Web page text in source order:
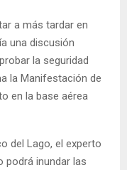
a más tardar en
una discusión
la seguridad
la Manifestación de
en la base aérea
del Lago, el experto
podrá inundar las